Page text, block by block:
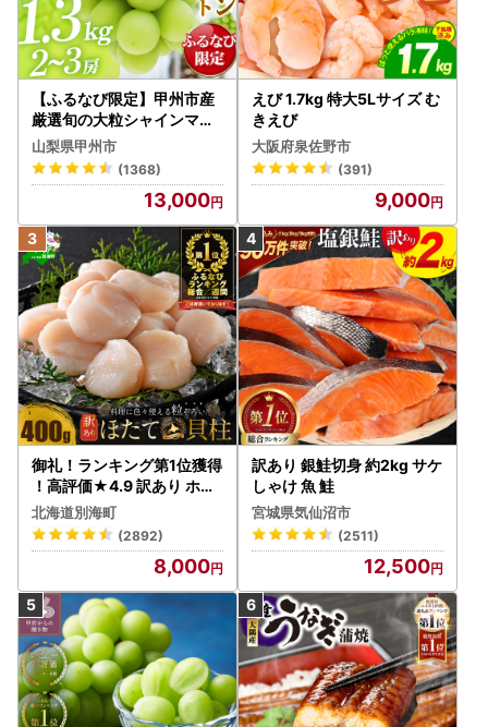
【ふるなび限定】甲州市産
厳選旬の大粒シャインマス
カット 約1.3kg 2～3房【2
026年発送】（MG）B12-
472 FN-Limited-VO シャ
インマスカット フルーツ
山梨県甲州市
(1368)
13,000
えび 1.7kg 特大5Lサイズ む
きえび
大阪府泉佐野市
(391)
9,000
御礼！ランキング第1位獲得
！高評価★4.9 訳あり ホタ
テ 400g（ほたて 帆立 貝柱
冷凍 ）
北海道別海町
(2892)
8,000
訳あり 銀鮭切身 約2kg サケ
しゃけ 魚 鮭
宮城県気仙沼市
(2511)
12,500